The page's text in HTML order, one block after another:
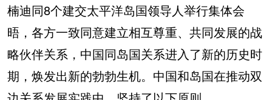
楠迪同8个建交太平洋岛国领导人举行集体会
晤，各方一致同意建立相互尊重、共同发展的战
略伙伴关系，中国同岛国关系进入了新的历史时
期，焕发出新的勃勃生机。中国和岛国在推动双